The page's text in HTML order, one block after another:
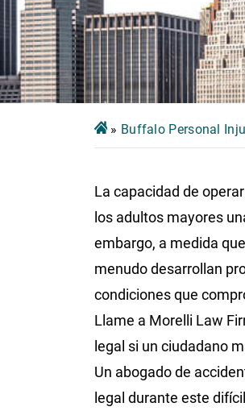
» Buffalo Personal
La capacidad de
los adultos mayores
embargo, a medida
menudo desarrollan
condiciones que
Llame a Morelli Law
legal si un ciudadano
Un abogado de
legal durante este